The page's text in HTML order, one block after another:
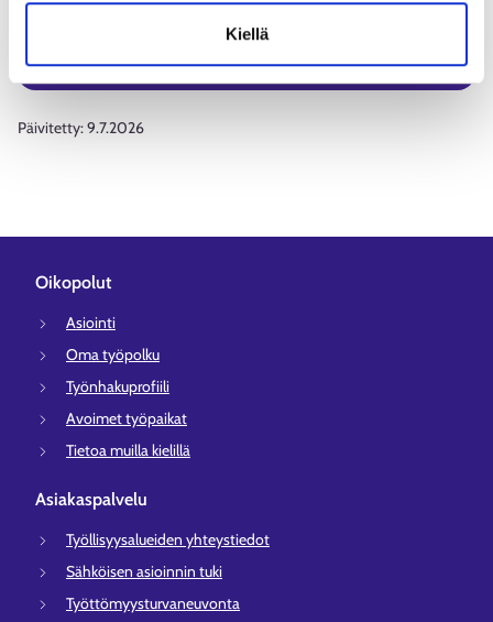
Kiellä
Tutustu palveluun
Päivitetty:9.7.2026
Oikopolut
Asiointi
Oma työpolku
Työnhakuprofiili
Avoimet työpaikat
Tietoa muilla kielillä
Asiakaspalvelu
Työllisyysalueiden yhteystiedot
Sähköisen asioinnin tuki
Työttömyysturvaneuvonta